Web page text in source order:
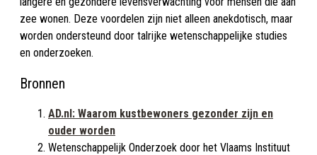
zee wonen. Deze voordelen zijn niet alleen anekdotisch, maar
worden ondersteund door talrijke wetenschappelijke studies
en onderzoeken.
Bronnen
AD.nl: Waarom kustbewoners gezonder zijn en
ouder worden
Wetenschappelijk Onderzoek door het Vlaams Instituut